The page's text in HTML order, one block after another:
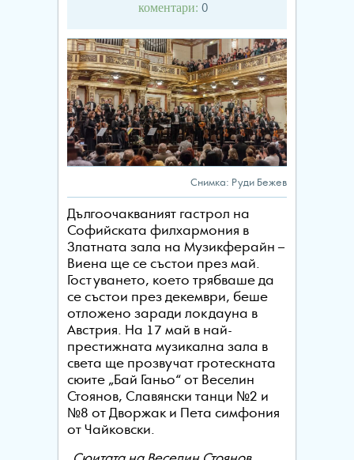
коментари: 0
Снимка: Руди Бежев
Дългоочакваният гастрол на
Софийската филхармония в
Златната зала на Музикферайн –
Виена ще се състои през май.
Гостуването, което трябваше да
се състои през декември, беше
отложено заради локдауна в
Австрия. На 17 май в най-
престижната музикална зала в
света ще прозвучат гротескната
сюите „Бай Ганьо“ от Веселин
Стоянов, Славянски танци №2 и
№8 от Дворжак и Пета симфония
от Чайковски.